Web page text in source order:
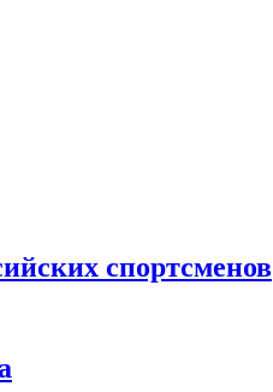
спортсменов